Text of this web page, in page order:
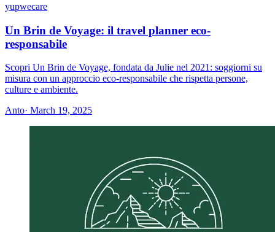
yupwecare
Un Brin de Voyage: il travel planner eco-
responsabile
Scopri Un Brin de Voyage, fondata da Julie nel 2021: soggiorni su
misura con un approccio eco-responsabile che rispetta persone,
culture e ambiente.
Anto· March 19, 2025